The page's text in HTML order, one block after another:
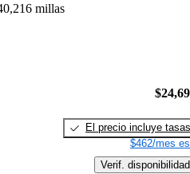
millas
El precio incluye tasas
$462/mes
Verif. disponibilidad